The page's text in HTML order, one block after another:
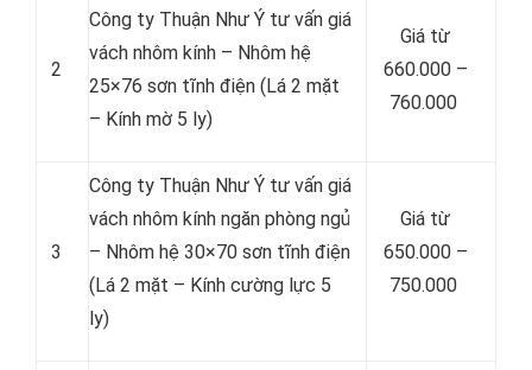
2
Công ty Thuận Như Ý tư vấn giá
vách nhôm kính – Nhôm hệ
25×76 sơn tĩnh điện (Lá 2 mặt
– Kính mờ 5 ly)
Giá từ
660.000 –
760.000
3
Công ty Thuận Như Ý tư vấn giá
vách nhôm kính ngăn phòng ngủ
– Nhôm hệ 30×70 sơn tĩnh điện
(Lá 2 mặt – Kính cường lực 5
ly)
Giá từ
650.000 –
750.000